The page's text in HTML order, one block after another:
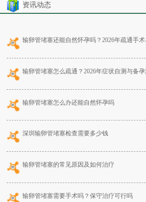
资讯动态
输卵管堵塞还能自然怀孕吗？2026年疏通手
输卵管堵塞怎么疏通？2026年症状自测与备
输卵管堵塞怎么办还能自然怀孕吗
深圳输卵管堵塞检查需要多少钱
输卵管堵塞的常见原因及如何治疗
输卵管堵塞需要手术吗？保守治疗可行吗